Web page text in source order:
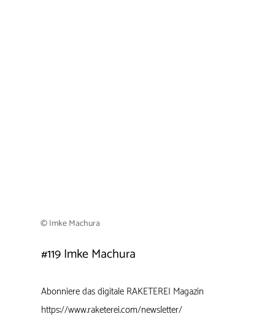
© Imke Machura
#119Imke Machura
Abonniere das digitale RAKETEREI Magazin
https://www.raketerei.com/newsletter/